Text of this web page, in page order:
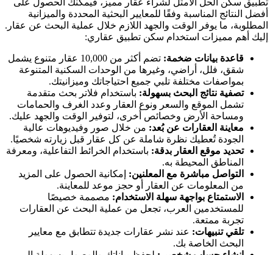
أفضل النتائج المناسبة وفقًا للمعايير البحثية المحددة والميزانية
المطلوبة، ما يوفر الوقت والجهد اللازم خلال عملية البحث عن عقار.
إليك أهم مميزات استخدام سكن تطبيق عقاري:
قاعدة بيانات ضخمة:
تضم أكثر من 10,000 عقار متنوع يشمل
شقق، فلل، أراضي، وغيرها من الوحدات السكنية المتنوعة
بمواصفات مختلفة تلبي جميع احتياجاتك وميزانيتك.
تصفية نتائج البحث بسهولة: باستخدام فلاتر بحث متقدمة
تشمل الموقع والسعر ونوع العقار وعدد الغرف والحمامات
ومساحة الأرض وخصائص أخرى، لتوفير الوقت والجهد عليك.
معاينة العقارات عن بُعد: من خلال صور وفيديوهات عالية
الجودة تُعطيك نظرة شاملة عن كل عقار قبل زيارته شخصيًا.
تحديد موقع العقار بدقة: باستخدام الخرائط التفاعلية، ومعرفة
المناطق المحيطة به.
التواصل مباشرة مع المعلنين: إمكانية الحصول على المزيد
من المعلومات عن العقار أو حجز موعد للمعاينة.
الاستمتاع بواجهة سهلة الاستخدام: مصممة خصيصًا
للمستخدمين العرب، تجعل من عملية البحث عن العقارات
تجربة ممتعة.
تلقي تنبيهات: عند نشر عقارات جديدة تتطابق مع معايير
البحث الخاصة بك.